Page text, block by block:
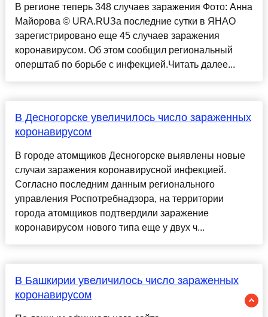
В регионе теперь 348 случаев заражения Фото: Анна
Майорова © URA.RUЗа последние сутки в ЯНАО
зарегистрировано еще 45 случаев заражения
коронавирусом. Об этом сообщил региональный
оперштаб по борьбе с инфекцией.Читать далее...
В Десногорске увеличилось число зараженных
коронавирусом
В городе атомщиков Десногорске выявлены новые
случаи заражения коронавирусной инфекцией.
Согласно последним данным регионального
управления Роспотребнадзора, на территории
города атомщиков подтвердили заражение
коронавирусом нового типа еще у двух ч...
В Башкирии увеличилось число зараженных
коронавирусом